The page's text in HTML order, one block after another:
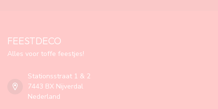
FEESTDECO
Alles voor toffe feestjes!
Stationsstraat 1 & 2
7443 BX Nijverdal
Nederland